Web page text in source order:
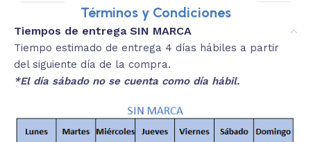
Términos y Condiciones
Tiempos de entrega SIN MARCA
Tiempo estimado de entrega 4 días hábiles a partir
del siguiente día de la compra.
*El día sábado no se cuenta como día hábil.